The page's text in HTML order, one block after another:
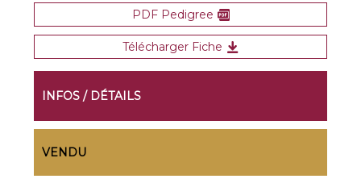
PDF Pedigree
Télécharger Fiche
INFOS / DÉTAILS
VENDU